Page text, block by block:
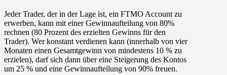
Jeder Trader, der in der Lage ist, ein FTMO Account zu
erwerben, kann mit einer Gewinnaufteilung von 80%
rechnen (80 Prozent des erzielten Gewinns für den
Trader). Wer konstant verdienen kann (innerhalb von vier
Monaten einen Gesamtgewinn von mindestens 10 % zu
erzielen), darf sich dann über eine Steigerung des Kontos
um 25 % und eine Gewinnaufteilung von 90% freuen.